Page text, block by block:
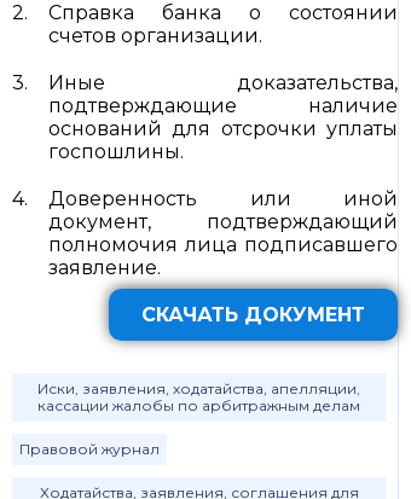
Справка банка о состоянии
счетов организации.
Иные доказательства,
подтверждающие наличие
оснований для отсрочки уплаты
госпошлины.
Доверенность или иной
документ, подтверждающий
полномочия лица подписавшего
заявление.
СКАЧАТЬ ДОКУМЕНТ
Иски, заявления, ходатайства, апелляции,
кассации жалобы по арбитражным делам
Правовой журнал
Ходатайства, заявления, соглашения для